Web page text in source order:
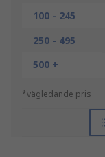
100 - 245
250 - 495
500 +
*vägledande pris